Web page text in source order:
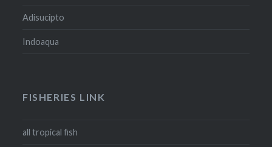
Adisucipto
Indoaqua
FISHERIES LINK
all tropical fish